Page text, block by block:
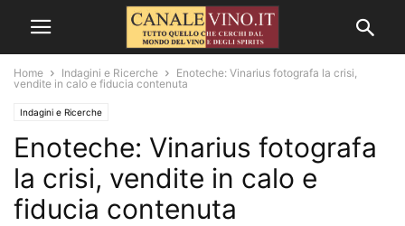
Home Indagini e Ricerche
Enoteche: Vinarius fotografa la crisi,
vendite in calo e fiducia contenuta
Indagini e Ricerche
Enoteche: Vinarius fotografa
la crisi, vendite in calo e
fiducia contenuta